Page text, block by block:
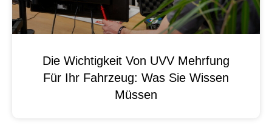
Die Wichtigkeit Von UVV Mehrfung
Für Ihr Fahrzeug: Was Sie Wissen
Müssen